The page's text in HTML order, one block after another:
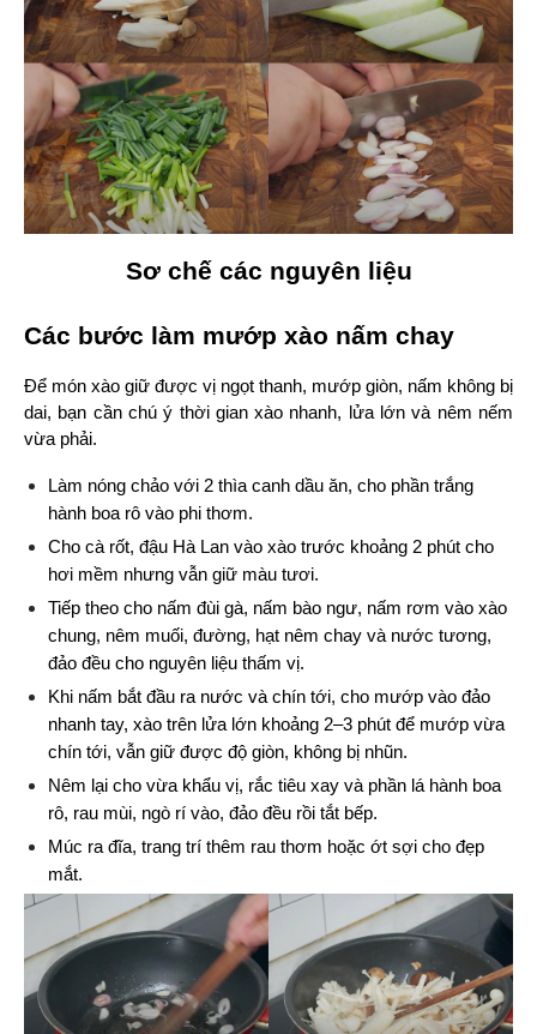
Sơ chế các nguyên liệu
Các bước làm mướp xào nấm chay
Để món xào giữ được vị ngọt thanh, mướp giòn, nấm không bị
dai, bạn cần chú ý thời gian xào nhanh, lửa lớn và nêm nếm
vừa phải.
Làm nóng chảo với 2 thìa canh dầu ăn, cho phần trắng
hành boa rô vào phi thơm.
Cho cà rốt, đậu Hà Lan vào xào trước khoảng 2 phút cho
hơi mềm nhưng vẫn giữ màu tươi.
Tiếp theo cho nấm đùi gà, nấm bào ngư, nấm rơm vào xào
chung, nêm muối, đường, hạt nêm chay và nước tương,
đảo đều cho nguyên liệu thấm vị.
Khi nấm bắt đầu ra nước và chín tới, cho mướp vào đảo
nhanh tay, xào trên lửa lớn khoảng 2–3 phút để mướp vừa
chín tới, vẫn giữ được độ giòn, không bị nhũn.
Nêm lại cho vừa khẩu vị, rắc tiêu xay và phần lá hành boa
rô, rau mùi, ngò rí vào, đảo đều rồi tắt bếp.
Múc ra đĩa, trang trí thêm rau thơm hoặc ớt sợi cho đẹp
mắt.